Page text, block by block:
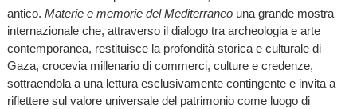
antico. Materie e memorie del Mediterraneouna grande mostra
internazionale che, attraverso il dialogo tra archeologia e arte
contemporanea, restituisce la profondità storica e culturale di
Gaza, crocevia millenario di commerci, culture e credenze,
sottraendola a una lettura esclusivamente contingente e invita a
riflettere sul valore universale del patrimonio come luogo di